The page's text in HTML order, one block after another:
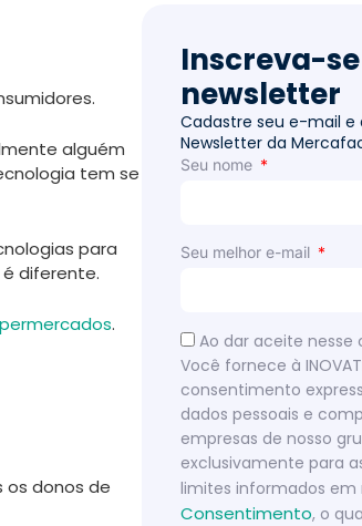
alguém
tem se
para
diferente.
.
os donos de
Inscreva-
newsletter
Cadastre seu e-mail
Newsletter da
Seu nome
Seu melhor e-mail
Ao dar aceite nesse
Você fornece à
consentimento
dados pessoais e
empresas de nosso
exclusivamente para
limites informados em
Consentimento, o